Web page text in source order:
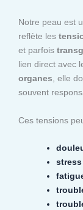
Notre peau est
reflète les
et parfois
lien direct avec
organes, elle
souvent
Ces tensions